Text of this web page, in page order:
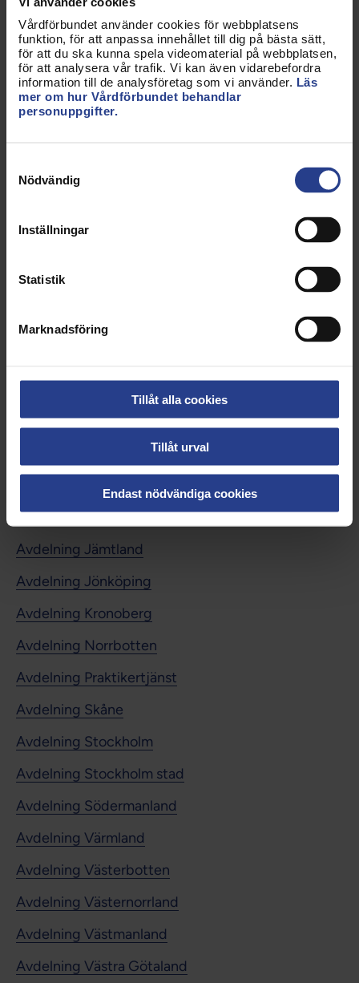
Vårdförbundet använder cookies för webbplatsens
funktion, för att anpassa innehållet till dig på bästa sätt,
för att du ska kunna spela videomaterial på webbplatsen,
för att analysera vår trafik. Vi kan även vidarebefordra
information till de analysföretag som vi använder. Läs
mer om hur Vårdförbundet behandlar
personuppgifter.
Nödvändig
Inställningar
Statistik
Marknadsföring
Tillåt alla cookies
Tillåt urval
Endast nödvändiga cookies
Avdelning Stockholm stad
Avdelning Södermanland
Avdelning Värmland
Avdelning Västerbotten
Avdelning Västmanland
Avdelning Östergötland
Årsrapport 2022
Avdelning Dalarna
Avdelning Gävleborg
Avdelning Halland
Avdelning Jämtland
Avdelning Jönköping
Avdelning Kronoberg
Avdelning Norrbotten
Avdelning Praktikertjänst
Avdelning Skåne
Avdelning Stockholm
Avdelning Stockholm stad
Avdelning Södermanland
Avdelning Värmland
Avdelning Västerbotten
Avdelning Västernorrland
Avdelning Västmanland
Avdelning Västra Götaland